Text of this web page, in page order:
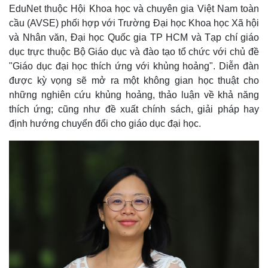
EduNet thuộc Hội Khoa học và chuyên gia Việt Nam toàn
cầu (AVSE) phối hợp với Trường Đại học Khoa học Xã hội
và Nhân văn, Đại học Quốc gia TP HCM và Tạp chí giáo
dục trực thuộc Bộ Giáo dục và đào tạo tổ chức với chủ đề
"Giáo dục đại học thích ứng với khủng hoảng". Diễn đàn
được kỳ vọng sẽ mở ra một không gian học thuật cho
những nghiên cứu khủng hoảng, thảo luận về khả năng
thích ứng; cũng như đề xuất chính sách, giải pháp hay
định hướng chuyển đổi cho giáo dục đại học.